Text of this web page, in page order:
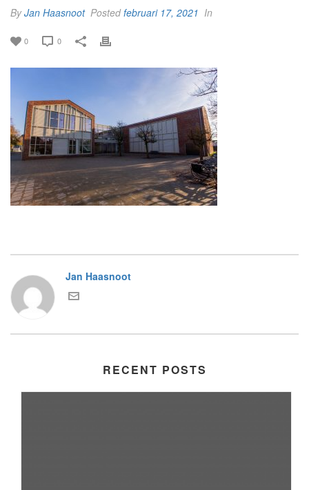
ByJan Haasnoot Postedfebruari 17, 2021 In
0 0
Jan Haasnoot
RECENT POSTS